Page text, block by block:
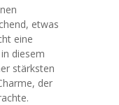
etwas
eine
diesem
stärksten
der